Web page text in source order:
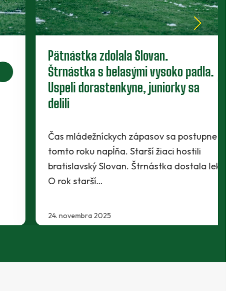
Pätnástka zdolala Slovan.
Štrnástka s belasými vysoko padla.
Uspeli dorastenkyne, juniorky sa
24. novembra 2025
Čas mládežníckych zápasov sa postupne v
tomto roku napĺňa. Starší žiaci hostili
bratislavský Slovan. Štrnástka dostala lekciu.
O rok starší…